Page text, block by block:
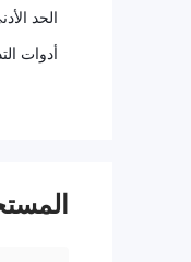
الحد
أدوات